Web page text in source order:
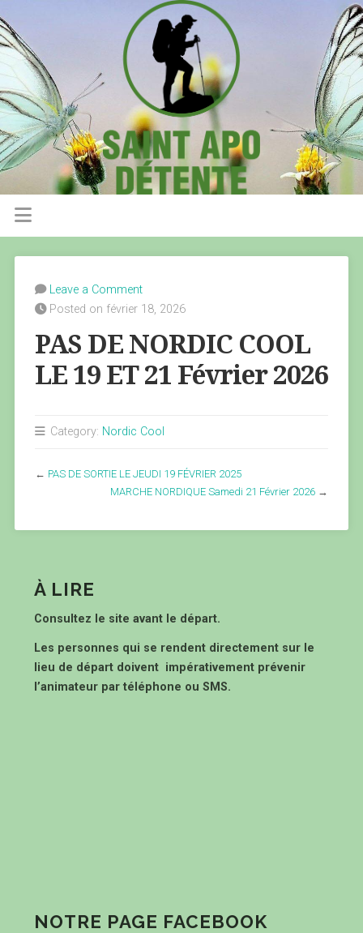
Leave a Comment
Posted on février 18, 2026
PAS DE NORDIC COOL
LE 19 ET 21 Février 2026
Category: Nordic Cool
← PAS DE SORTIE LE JEUDI 19 FÉVRIER 2025
MARCHE NORDIQUE Samedi 21 Février 2026 →
À LIRE
Consultez le site avant le départ.
Les personnes qui se rendent directement sur le
lieu de départ doivent impérativement prévenir
l’animateur par téléphone ou SMS.
NOTRE PAGE FACEBOOK